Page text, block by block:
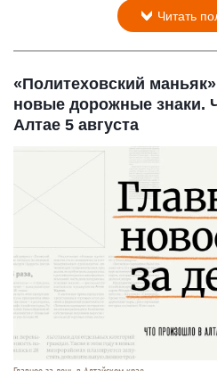
Читать
«Политеховский
новые дорожные знаки.
Алтае 5 августа